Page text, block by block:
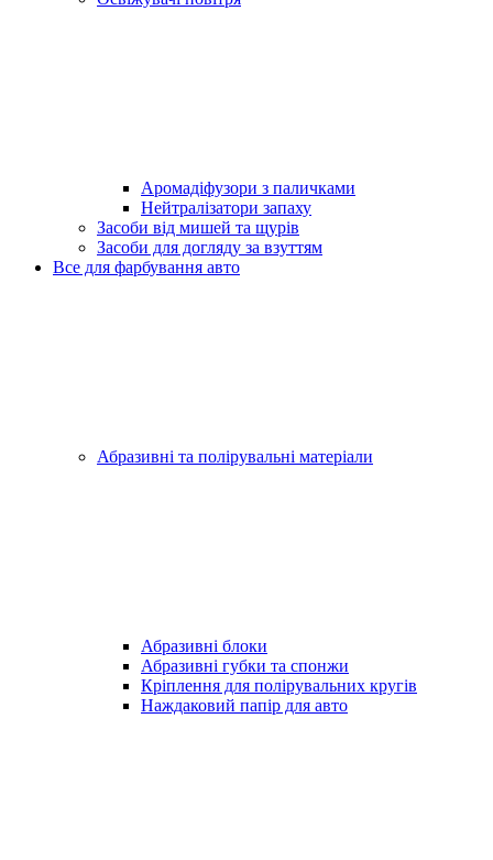
Аромадіфузори з паличками
Нейтралізатори запаху
Засоби від мишей та щурів
Засоби для догляду за взуттям
Все для фарбування авто
Абразивні та полірувальні матеріали
Абразивні блоки
Абразивні губки та спонжи
Кріплення для полірувальних кругів
Наждаковий папір для авто